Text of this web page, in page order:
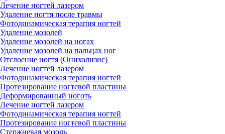
Лечение ногтей лазером
Удаление ногтя после травмы
Фотодинамическая терапия ногтей
Удаление мозолей
Удаление мозолей на ногах
Удаление мозолей на пальцах ног
Отслоение ногтя (Онихолизис)
Лечение ногтей лазером
Фотодинамическая терапия ногтей
Протезирование ногтевой пластины
Деформированный ноготь
Лечение ногтей лазером
Фотодинамическая терапия ногтей
Протезирование ногтевой пластины
Стержневая мозоль